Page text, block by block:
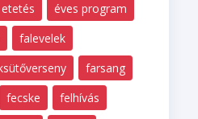
etetés
éves program
falevelek
farsang
fecske
felhívás